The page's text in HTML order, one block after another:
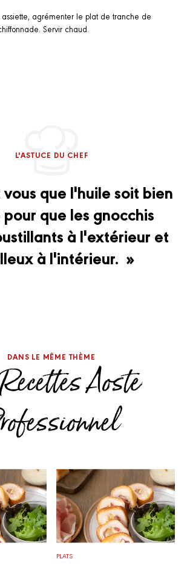
assiette, agrémenter le plat de tranche de
Servir chaud.
L'ASTUCE DU CHEF
que l'huile soit bien
que les gnocchis
à l'extérieur et
à l'intérieur. »
DANS LE MÊME THÈME
Aoste
PLATS